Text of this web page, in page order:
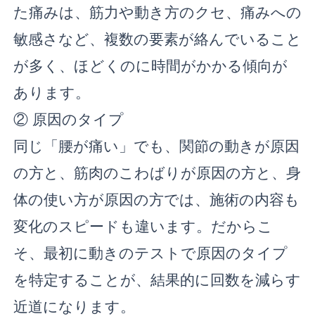
た痛みは、筋力や動き方のクセ、痛みへの
敏感さなど、複数の要素が絡んでいること
が多く、ほどくのに時間がかかる傾向が
あります。
② 原因のタイプ
同じ「腰が痛い」でも、関節の動きが原因
の方と、筋肉のこわばりが原因の方と、身
体の使い方が原因の方では、施術の内容も
変化のスピードも違います。だからこ
そ、最初に動きのテストで原因のタイプ
を特定することが、結果的に回数を減らす
近道になります。